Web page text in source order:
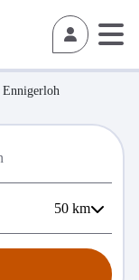
Ennigerloh
50 km